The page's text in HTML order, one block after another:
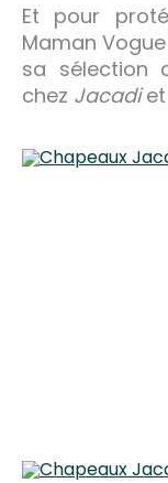
Et pour
Maman
sa sélection
chez Jacadiet